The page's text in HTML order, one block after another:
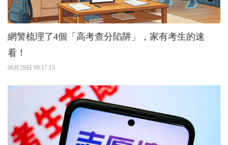
網警梳理了4個「高考查分陷阱」，家有考生的速
看！
06月29日 09:17:15